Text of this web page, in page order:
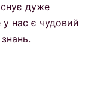
дуже
нас є чудовий